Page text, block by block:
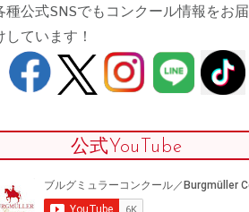
種公式SNSでもコンクール情報をお届
しています！
公式YouTube